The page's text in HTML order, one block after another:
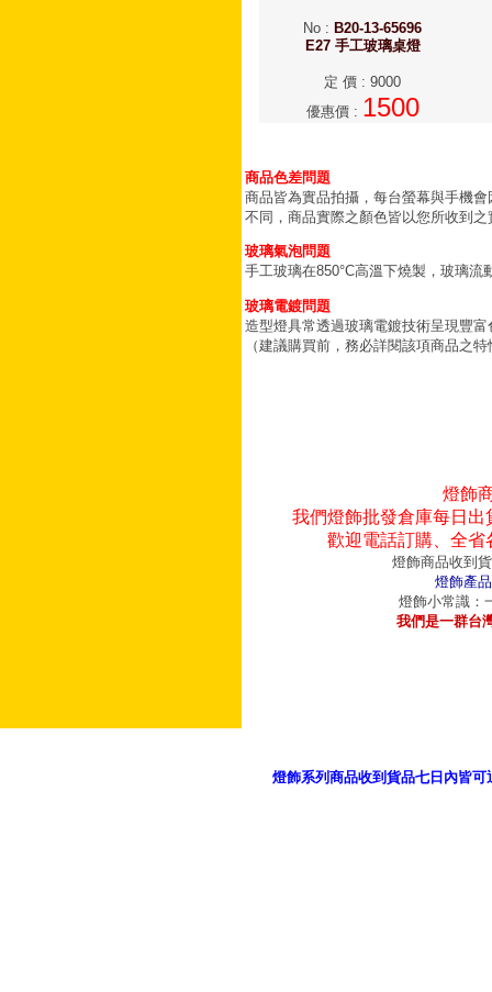
No : B20-13-65696
E27 手工玻璃桌燈
定 價 : 9000
優惠價: 1500
商品色差問題
商品皆為實品拍攝，每台螢幕與手機
不同，商品實際之顏色皆以您所收到之
玻璃氣泡問題
手工玻璃在850°C高溫下燒製，玻璃
玻璃電鍍問題
造型燈具常透過玻璃電鍍技術呈現豐
（建議購買前，務必詳閱該項商品之
燈飾
我們燈飾批發倉庫每日
歡迎電話訂購、全
燈飾商品收到
燈飾產
燈飾小常識：
我們是一群台
燈飾系列商品收到貨品七日內皆